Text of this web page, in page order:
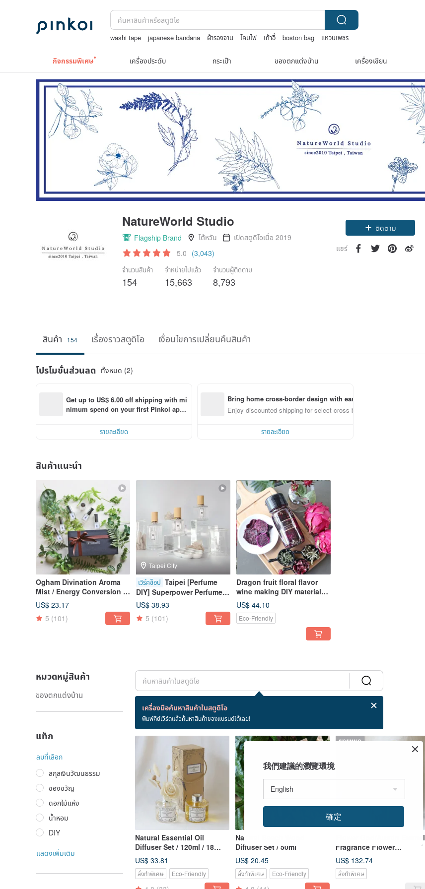
washi tape japanese bandana ผ้ารองจาน โคมไฟ เก้าอี้ boston bag
แหวนเพชร
กิจกรรมพิเศษ เครื่องประดับ กระเป๋า ของตกแต่งบ้าน เครื่องเขียน
NatureWorld Studio
Flagship Brand ไต้หวัน
เปิดสตูดิโอเมื่อ 2019
5.0 (3,043)
จำนวนสินค้า
154
จำหน่ายไปแล้ว
15,663
จำนวนผู้ติดตาม
8,793
ติดตาม
แชร์
สินค้า 154 เรื่องราวสตูดิโอ เงื่อนไขการเปลี่ยนคืนสินค้า
โปรโมชั่นส่วนลด ทั้งหมด (2)
Get up to US$ 6.00 off shipping with mi
nimum spend on your first Pinkoi app
รายละเอียด
Bring home cross-border design with ease
Enjoy discounted shipping for select cross-border items
รายละเอียด
สินค้าแนะนำ
Ogham Divination Aroma
Mist / Energy Conversion /
25 Varieties
US$ 23.17
5 (101)
Taipei City
เวิร์คช็อป Taipei [Perfume
DIY] Superpower Perfume
Blending / Solo
Participation / Cultural
Vouchers
US$ 38.93
5 (101)
Dragon fruit floral flavor
wine making DIY material
package + video [Flower
Ten-piece Set]
US$ 44.10
Eco-Friendly
หมวดหมู่สินค้า
ของตกแต่งบ้าน
แท็ก
ลบที่เลือก
สกุลเงินวัฒนธรรม
ของขวัญ
ดอกไม้แห้ง
น้ำหอม
DIY
แสดงเพิ่มเติม
เครื่องมือค้นหาสินค้าในสตูดิโอ
พิมพ์คีย์เวิร์ดแล้วค้นหาสินค้าของแบรนด์ได้เลย!
สินค้า 5 ชิ้น
ดอกกุหลาบ
Natural Essential Oil
Diffuser Set / 120ml / 18
Fragrances / With Sola
Flower
US$ 33.81
สั่งทำพิเศษ Eco-Friendly
Natural Beech Wood
Diffuser Set / 50ml
US$ 20.45
สั่งทำพิเศษ Eco-Friendly
ขายหมด
Flower God/Austin Eternal
Fragrance Flower
Gift/Limited 3 sets [Original
ecology]
US$ 132.74
สั่งทำพิเศษ
我們建議的瀏覽環境
確定